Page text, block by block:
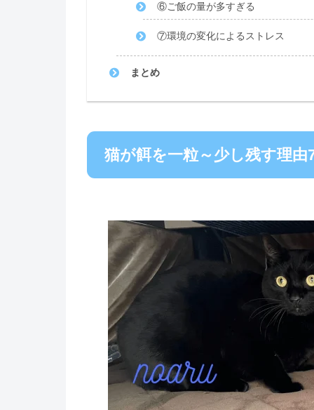
⑥ご飯の量が多すぎる
⑦環境の変化によるストレス
まとめ
猫が餌を一粒～少し残す理由